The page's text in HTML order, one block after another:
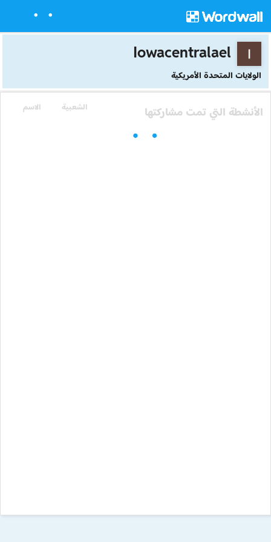
Iowacentralael
الولايات المتحدة الأمريكية
الشعبية الاسم الأنشطة التي تمت مشاركتها